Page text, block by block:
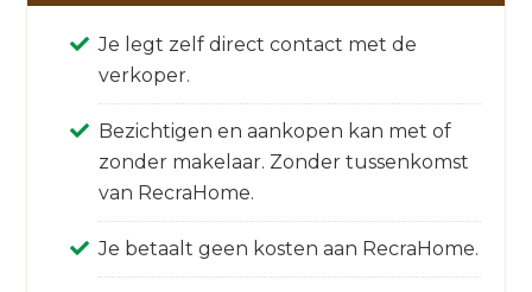
Je legt zelf direct contact met de
verkoper.
Bezichtigen en aankopen kan met of
zonder makelaar. Zonder tussenkomst
van RecraHome.
Je betaalt geen kosten aan RecraHome.